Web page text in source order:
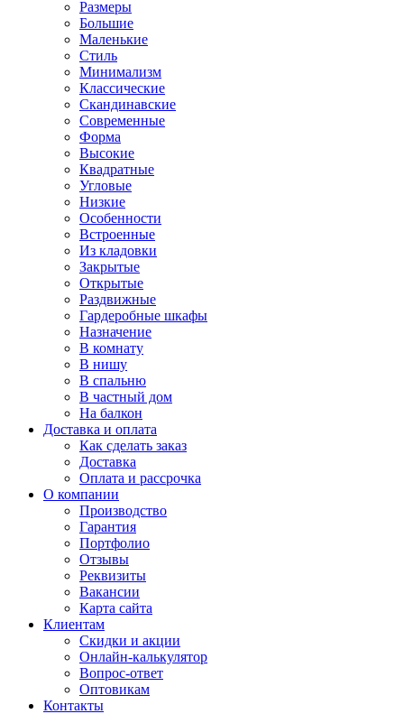
Размеры
Большие
Маленькие
Стиль
Минимализм
Классические
Скандинавские
Современные
Форма
Высокие
Квадратные
Угловые
Низкие
Особенности
Встроенные
Из кладовки
Закрытые
Открытые
Раздвижные
Гардеробные шкафы
Назначение
В комнату
В нишу
В спальню
В частный дом
На балкон
Доставка и оплата
Как сделать заказ
Доставка
Оплата и рассрочка
О компании
Производство
Гарантия
Портфолио
Отзывы
Реквизиты
Вакансии
Карта сайта
Клиентам
Скидки и акции
Онлайн-калькулятор
Вопрос-ответ
Оптовикам
Контакты